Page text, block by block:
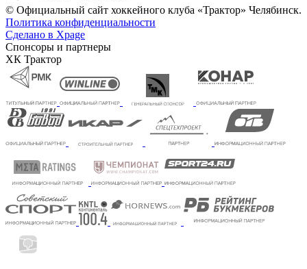
© Официальный сайт хоккейного клуба «Трактор» Челябинск.
Политика конфиденциальности
Сделано в Xpage
Спонсоры и партнеры
ХК Трактор